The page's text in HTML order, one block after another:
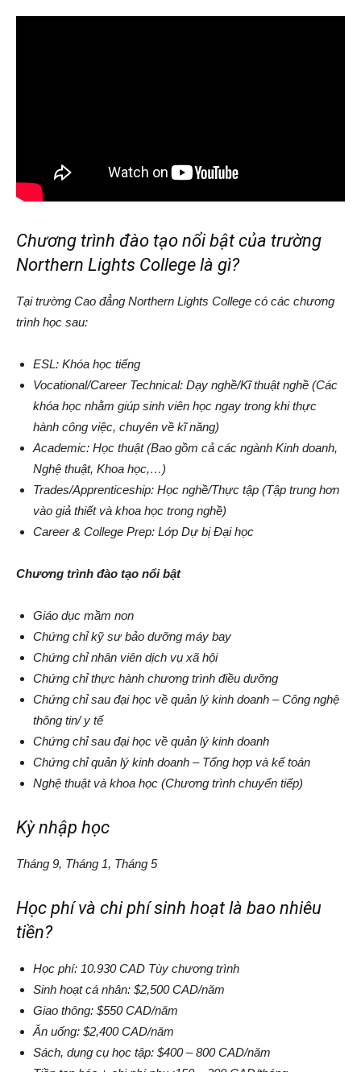
Chương trình đào tạo nổi bật của trường
Northern Lights College là gì?
Tại trường Cao đẳng Northern Lights College có các chương
trình học sau:
ESL: Khóa học tiếng
Vocational/Career Technical: Dạy nghề/Kĩ thuật nghề (Các
khóa học nhằm giúp sinh viên học ngay trong khi thực
hành công việc, chuyên về kĩ năng)
Academic: Học thuật (Bao gồm cả các ngành Kinh doanh,
Nghệ thuật, Khoa học,…)
Trades/Apprenticeship: Học nghề/Thực tập (Tập trung hơn
vào giả thiết và khoa học trong nghề)
Career & College Prep: Lớp Dự bị Đại học
Chương trình đào tạo nổi bật
Giáo dục mầm non
Chứng chỉ kỹ sư bảo dưỡng máy bay
Chứng chỉ nhân viên dịch vụ xã hội
Chứng chỉ thực hành chương trình điều dưỡng
Chứng chỉ sau đại học về quản lý kinh doanh – Công nghệ
thông tin/ y tế
Chứng chỉ sau đại học về quản lý kinh doanh
Chứng chỉ quản lý kinh doanh – Tổng hợp và kế toán
Nghệ thuật và khoa học (Chương trình chuyển tiếp)
Kỳ nhập học
Tháng 9, Tháng 1, Tháng 5
Học phí và chi phí sinh hoạt là bao nhiêu
tiền?
Học phí: 10.930 CAD Tùy chương trình
Sinh hoạt cá nhân: $2,500 CAD/năm
Giao thông: $550 CAD/năm
Ăn uống: $2,400 CAD/năm
Sách, dụng cụ học tập: $400 – 800 CAD/năm